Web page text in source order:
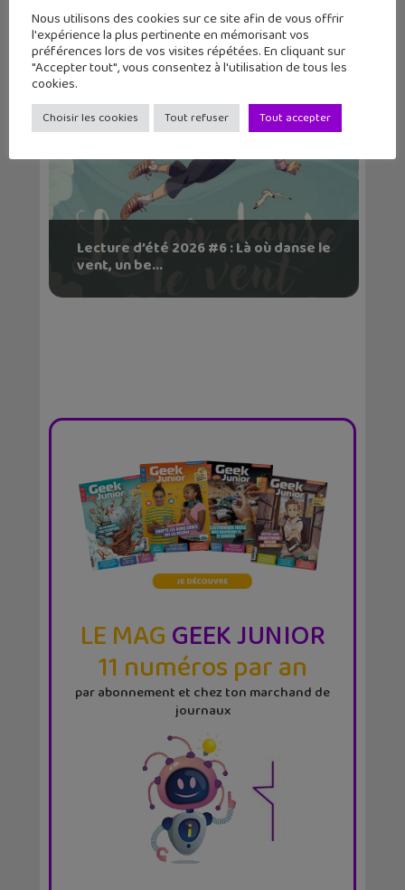
Lecture d’été 2026 #6 : Là où danse le
vent, un be...
LE MAGGEEK JUNIOR
11 numéros par an
par abonnement et chez ton marchand de
journaux
Nous utilisons des cookies sur ce site afin de vous offrir
l'expérience la plus pertinente en mémorisant vos
préférences lors de vos visites répétées. En cliquant sur
"Accepter tout", vous consentez à l'utilisation de tous les
cookies.
Choisir les cookies Tout refuser Tout accepter